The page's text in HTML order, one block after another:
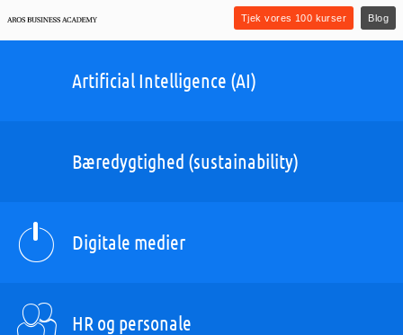
Tjek vores 100 kurser Blog
Artificial Intelligence (AI)
Bæredygtighed (sustainability)
Digitale medier
HR og personale